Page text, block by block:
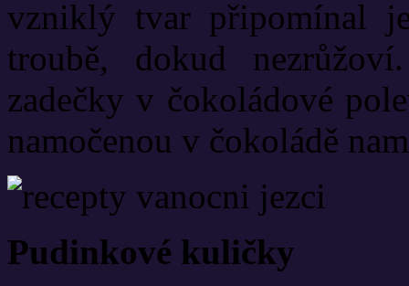
vzniklý tvar připomínal
troubě, dokud
zadečky v čokoládové
namočenou v čokoládě
Pudinkové kuličky